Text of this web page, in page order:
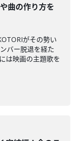
曲の作り方を
がその勢い
バー脱退を経た
は映画の主題歌を